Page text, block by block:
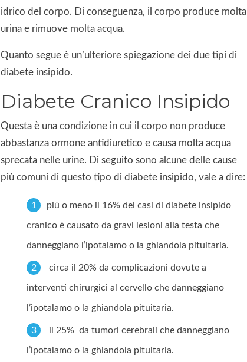
idrico del corpo. Di conseguenza, il corpo produce molta
urina e rimuove molta acqua.
Quanto segue è un’ulteriore spiegazione dei due tipi di
diabete insipido.
Diabete Cranico Insipido
Questa è una condizione in cui il corpo non produce
abbastanza ormone antidiuretico e causa molta acqua
sprecata nelle urine. Di seguito sono alcune delle cause
più comuni di questo tipo di diabete insipido, vale a dire:
più o meno il 16% dei casi di diabete insipido
cranico è causato da gravi lesioni alla testa che
danneggiano l’ipotalamo o la ghiandola pituitaria.
circa il 20% da complicazioni dovute a
interventi chirurgici al cervello che danneggiano
l’ipotalamo o la ghiandola pituitaria.
il 25% da tumori cerebrali che danneggiano
l’ipotalamo o la ghiandola pituitaria.